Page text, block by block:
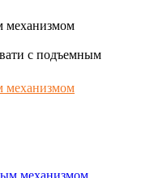
механизмом
с подъемным
механизмом
механизмом